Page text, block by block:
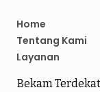
Home
Tentang Kami
Layanan
Bekam